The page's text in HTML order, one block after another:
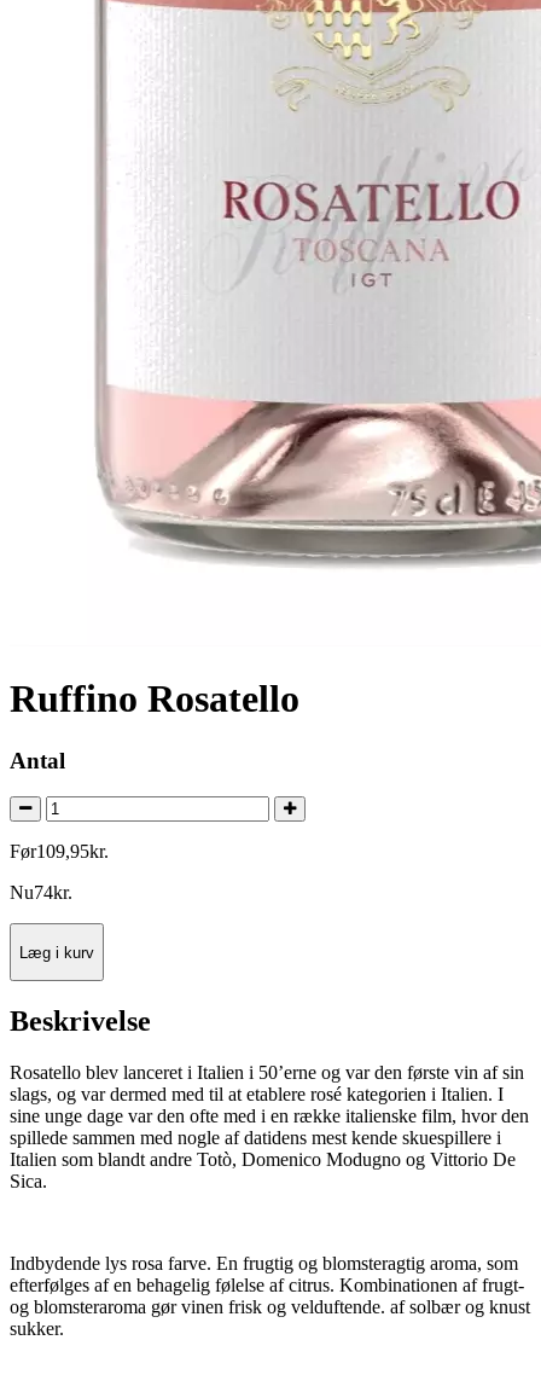
Ruffino Rosatello
Antal
Før109,95kr.
Nu74kr.
Læg i kurv
Beskrivelse
Rosatello blev lanceret i Italien i 50’erne og var den første vin af sin
slags, og var dermed med til at etablere rosé kategorien i Italien. I
sine unge dage var den ofte med i en række italienske film, hvor den
spillede sammen med nogle af datidens mest kende skuespillere i
Italien som blandt andre Totò, Domenico Modugno og Vittorio De
Sica.
Indbydende lys rosa farve. En frugtig og blomsteragtig aroma, som
efterfølges af en behagelig følelse af citrus. Kombinationen af frugt-
og blomsteraroma gør vinen frisk og velduftende. af solbær og knust
sukker.